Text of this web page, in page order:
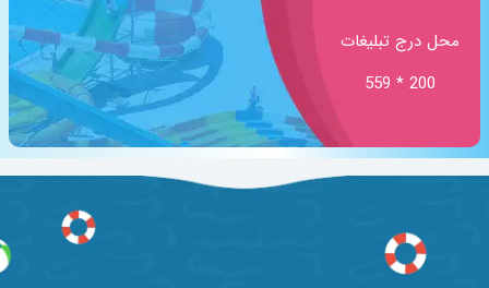
محل درج تبلیغات
200 * 559